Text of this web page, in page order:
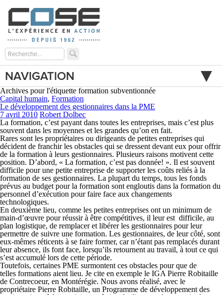
NAVIGATION
Archives pour l'étiquette formation subventionnée
Capital humain, Formation
Le développement des gestionnaires dans la PME
7 avril 2010 Robert Dolbec
La formation, c’est payant dans toutes les entreprises, mais c’est plus
souvent dans les moyennes et les grandes qu’on en fait.
Rares sont les propriétaires ou dirigeants de petites entreprises qui
décident de franchir les obstacles qui se dressent devant eux pour offrir
de la formation à leurs gestionnaires. Plusieurs raisons motivent cette
position. D’abord, « La formation, c’est pas donnée! ». Il est souvent
difficile pour une petite entreprise de supporter les coûts reliés à la
formation de ses gestionnaires. La plupart du temps, tous les fonds
prévus au budget pour la formation sont engloutis dans la formation du
personnel d’exécution pour faire face aux changements
technologiques.
En deuxième lieu, comme les petites entreprises ont un minimum de
main-d’œuvre pour réussir à être compétitives, il leur est difficile, au
plan logistique, de remplacer et libérer les gestionnaires pour leur
permettre de suivre une formation. Les gestionnaires, de leur côté, sont
eux-mêmes réticents à se faire former, car n’étant pas remplacés durant
leur absence, ils font face, lorsqu’ils retournent au travail, à tout ce qui
s’est accumulé lors de cette période.
Toutefois, certaines PME surmontent ces obstacles pour que de
telles formations aient lieu. Je cite en exemple le IGA Pierre Robitaille
de Contrecoeur, en Montérégie. Nous avons réalisé, avec le
propriétaire Pierre Robitaille, un Programme de développement des